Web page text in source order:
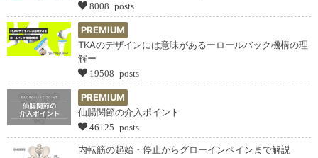
8008 posts
PREMIUM
TKAのデザインには意味があるーロールバック機構の理
解ー
19508 posts
PREMIUM
仙腸関節の介入ポイント
46125 posts
内転筋の起始・停止からグローインペインまで解説